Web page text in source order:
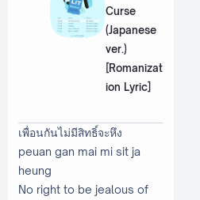
Curse
(Japanese
ver.)
[Romanizat
ion Lyric]
เพื่อนกันไม่มีสิทธิ์จะหึง
peuan gan mai mi sit ja
heung
No right to be jealous of